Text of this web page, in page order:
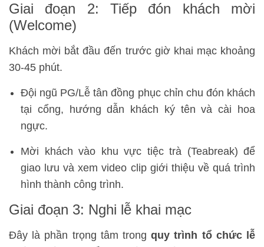
Giai đoạn 2: Tiếp đón khách mời
(Welcome)
Khách mời bắt đầu đến trước giờ khai mạc khoảng
30-45 phút.
Đội ngũ PG/Lễ tân đồng phục chỉn chu đón khách
tại cổng, hướng dẫn khách ký tên và cài hoa
ngực.
Mời khách vào khu vực tiệc trà (Teabreak) để
giao lưu và xem video clip giới thiệu về quá trình
hình thành công trình.
Giai đoạn 3: Nghi lễ khai mạc
Đây là phần trọng tâm trongquy trình tổ chức lễ